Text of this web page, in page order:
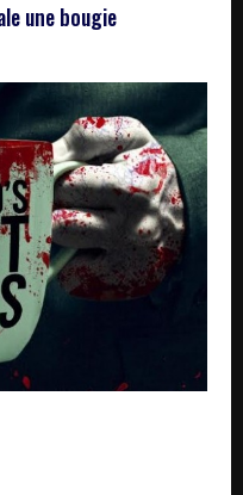
une bougie